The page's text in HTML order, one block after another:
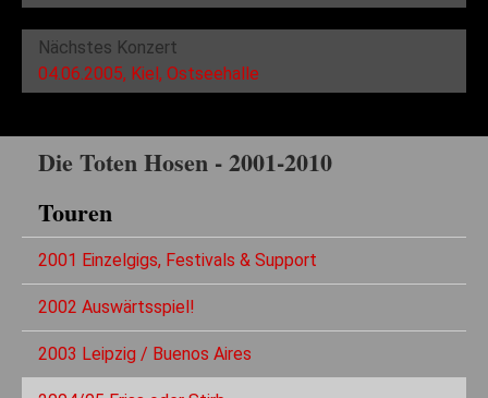
Nächstes Konzert
04.06.2005, Kiel, Ostseehalle
Die Toten Hosen - 2001-2010
Touren
2001 Einzelgigs, Festivals & Support
2002 Auswärtsspiel!
2003 Leipzig / Buenos Aires